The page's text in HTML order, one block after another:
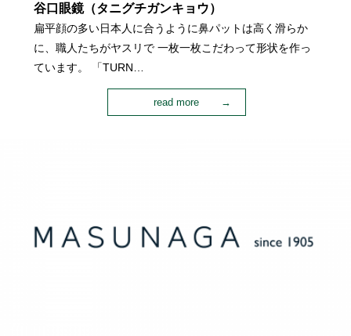
谷口眼鏡（タニグチガンキョウ）
扁平顔の多い日本人に合うように鼻パットは高く滑らか
に、職人たちがヤスリで 一枚一枚こだわって形状を作っ
ています。 「TURN…
read more